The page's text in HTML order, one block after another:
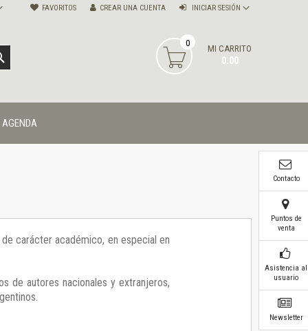
FAVORITOS INICIAR SESIÓN
CREAR UNA CUENTA
MI CARRITO
0.00
0
AGENDA
carácter académico, en especial en
de autores nacionales y extranjeros,
Contacto
Puntos de
venta
Asistencia al
usuario
Newsletter